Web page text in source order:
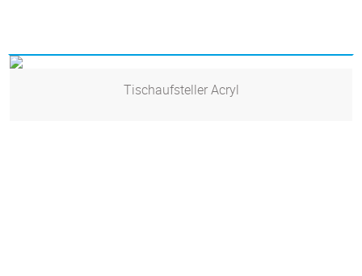
Tischaufsteller Acryl